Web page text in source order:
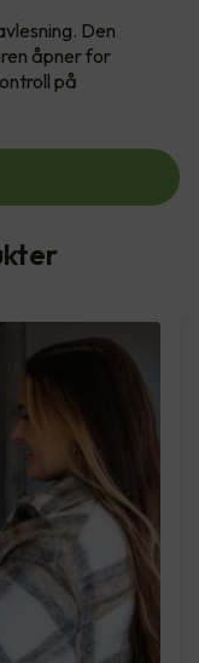
Den
åpner for
på